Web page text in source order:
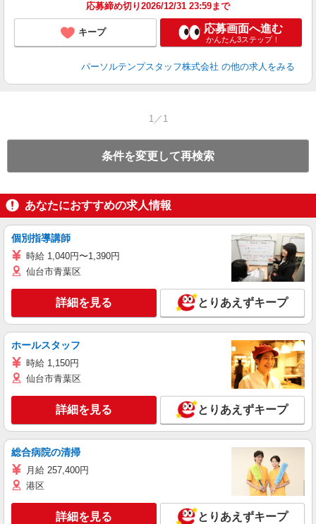
応募締め切り2026/12/31 23:59まで
キープ 応募画面へ進む
かんたん3ステップ！
パーソルテンプスタッフ株式会社 の他の求人をみる
1／1
条件を変更して再検索
あなたにおすすめの求人情報
個別指導講師
時給 1,040円〜1,390円
仙台市青葉区
詳細を見る とりあえずキープ
ホールスタッフ
時給 1,150円
仙台市青葉区
詳細を見る とりあえずキープ
総合病院の清掃
月給 257,400円
港区
詳細を見る とりあえずキープ